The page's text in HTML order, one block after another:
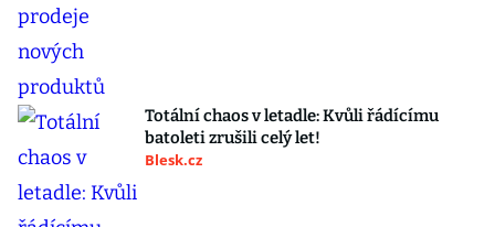
Totální chaos v letadle: Kvůli řádícímu
batoleti zrušili celý let!
Blesk.cz